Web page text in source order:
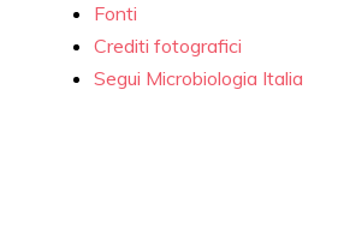
Fonti
Crediti fotografici
Segui Microbiologia Italia